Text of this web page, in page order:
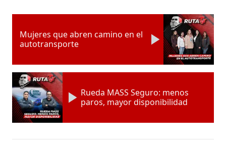
Mujeres que abren camino en el
autotransporte
Rueda MASS Seguro: menos
paros, mayor disponibilidad